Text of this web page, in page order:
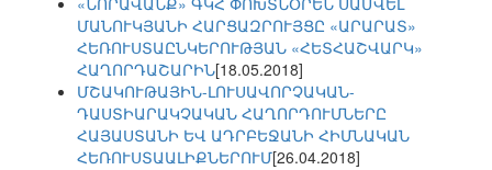
ՄԱՆՈՒԿՅԱՆԻ ՀԱՐՑԱԶՐՈՒՅՑԸ «ԱՐԱՐԱՏ»
ՀԵՌՈՒՍՏԱԸՆԿԵՐՈՒԹՅԱՆ «ՀԵՏՀԱՇՎԱՐԿ»
ՀԱՂՈՐԴԱՇԱՐԻՆ[18.05.2018]
ՄՇԱԿՈՒԹԱՅԻՆ-ԼՈՒՍԱՎՈՐՉԱԿԱՆ-
ԴԱՍՏԻԱՐԱԿՉԱԿԱՆ ՀԱՂՈՐԴՈՒՄՆԵՐԸ
ՀԱՅԱՍՏԱՆԻ ԵՎ ԱԴՐԲԵՋԱՆԻ ՀԻՄՆԱԿԱՆ
ՀԵՌՈՒՍՏԱԱԼԻՔՆԵՐՈՒՄ[26.04.2018]